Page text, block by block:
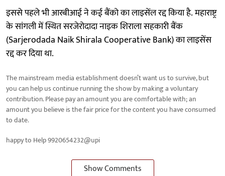
इससे पहले भी आरबीआई ने कई बैंको का लाइसेंल रद्द किया है. महाराष्ट्र
के सांगली में स्थित सरजेरोदादा नाइक शिराला सहकारी बैंक
(Sarjerodada Naik Shirala Cooperative Bank) का लाइसेंस
रद्द कर दिया था.
The mainstream media establishment doesn’t want us to survive, but
you can help us continue running the show by making a voluntary
contribution. Please pay an amount you are comfortable with; an
amount you believe is the fair price for the content you have consumed
to date.
happy to Help 9920654232@upi
Show Comments